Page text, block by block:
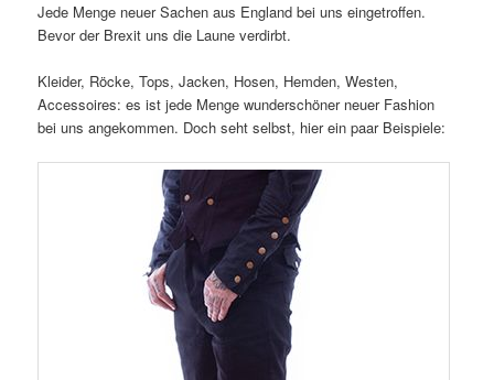
Jede Menge neuer Sachen aus England bei uns eingetroffen.
Bevor der Brexit uns die Laune verdirbt.
Kleider, Röcke, Tops, Jacken, Hosen, Hemden, Westen,
Accessoires: es ist jede Menge wunderschöner neuer Fashion
bei uns angekommen. Doch seht selbst, hier ein paar Beispiele: